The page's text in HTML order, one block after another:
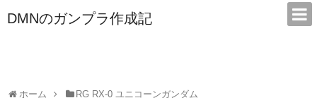
DMNのガンプラ作成記
ホーム RG RX-0 ユニコーンガンダム